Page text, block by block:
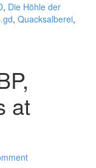
, Die Höhle der
, Quacksalberei,
at